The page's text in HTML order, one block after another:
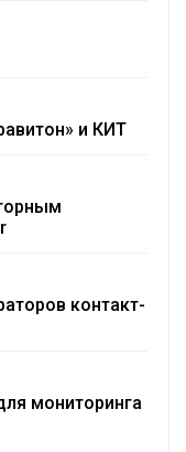
и КИТ
контакт-
мониторинга